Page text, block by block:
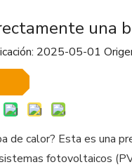
una
2025-05-01
calor? Esta es una
fotovoltaicos